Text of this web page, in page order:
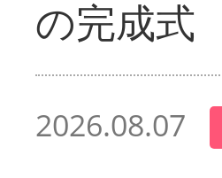
の完成式
2026.08.07